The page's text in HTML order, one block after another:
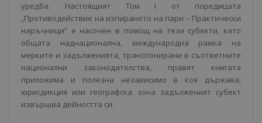
уредба. Настоящият Том I от поредицата
„Противодействие на изпирането на пари – Практически
наръчници“ е насочен в помощ на тези субекти, като
общата наднационална, международна рамка на
мерките и задълженията, транспонирани в съответните
национални законодателства, правят книгата
приложима и полезна независимо в коя държава,
юрисдикция или географска зона задълженият субект
извършва дейността си.